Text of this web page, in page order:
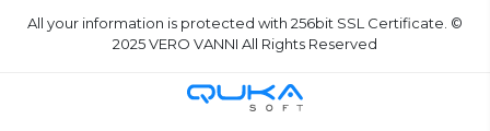
All your information is protected with 256bit SSL Certificate. ©
2025 VERO VANNI All Rights Reserved